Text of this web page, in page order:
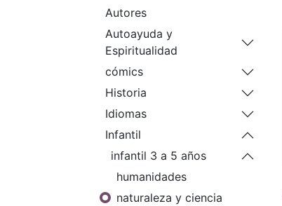
Autores
Autoayuda y
Espiritualidad
cómics
Historia
Idiomas
Infantil
infantil 3 a 5 años
humanidades
naturaleza y ciencia